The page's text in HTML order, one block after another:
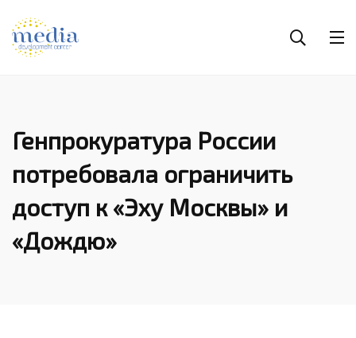
Генпрокуратура России
потребовала ограничить
доступ к «Эху Москвы» и
«Дождю»